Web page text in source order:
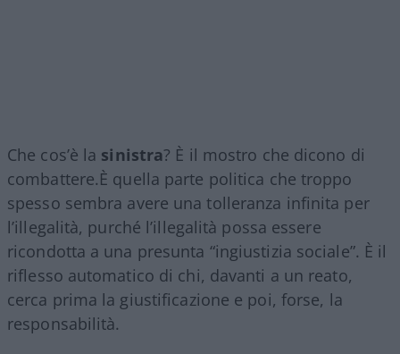
Che cos’è la sinistra? È il mostro che dicono di
combattere.È quella parte politica che troppo
spesso sembra avere una tolleranza infinita per
l’illegalità, purché l’illegalità possa essere
ricondotta a una presunta “ingiustizia sociale”. È il
riflesso automatico di chi, davanti a un reato,
cerca prima la giustificazione e poi, forse, la
responsabilità.